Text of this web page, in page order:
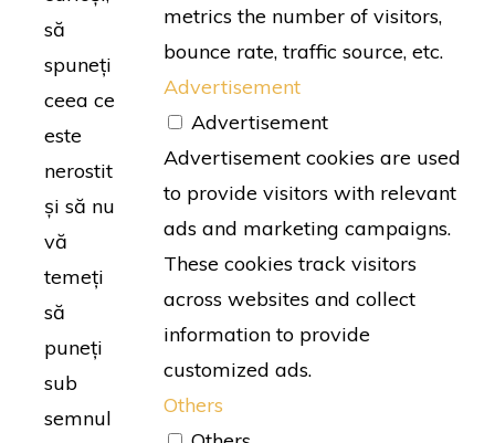
să
spuneți
ceea ce
este
nerostit
și să nu
vă
temeți
să
puneți
sub
semnul
metrics the number of visitors,
bounce rate, traffic source, etc.
Advertisement
Advertisement
Advertisement cookies are used
to provide visitors with relevant
ads and marketing campaigns.
These cookies track visitors
across websites and collect
information to provide
customized ads.
Others